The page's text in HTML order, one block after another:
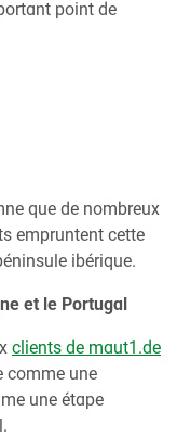
point de
que de nombreux
empruntent cette
ibérique.
et le Portugal
clients de maut1.de
comme une
une étape